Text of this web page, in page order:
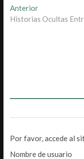
Navegación
de
AnteriorEntrada
anterior:
Historias Ocultas
Por favor, accede al
Nombre de usuario